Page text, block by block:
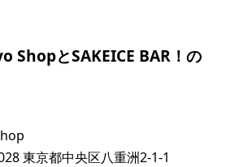
ShopとSAKEICE BAR！の
東京都中央区八重洲2-1-1